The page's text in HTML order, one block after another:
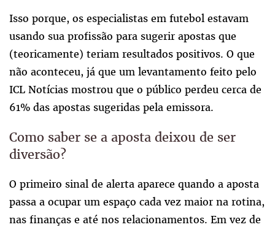
Isso porque, os especialistas em futebol estavam
usando sua profissão para sugerir apostas que
(teoricamente) teriam resultados positivos. O que
não aconteceu, já que um levantamento feito pelo
ICL Notícias mostrou que o público perdeu cerca de
61% das apostas sugeridas pela emissora.
Como saber se a aposta deixou de ser
diversão?
O primeiro sinal de alerta aparece quando a aposta
passa a ocupar um espaço cada vez maior na rotina,
nas finanças e até nos relacionamentos. Em vez de